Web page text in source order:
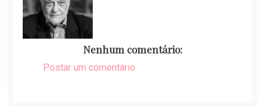
Nenhum comentário:
Postar um comentário